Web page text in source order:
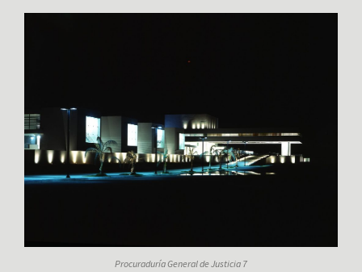
Procuraduría General de Justicia 7